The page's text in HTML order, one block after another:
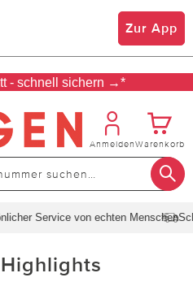
Zur App
- schnell sichern →*
AnmeldenWarenkorb
von echten MenschenSchnelle